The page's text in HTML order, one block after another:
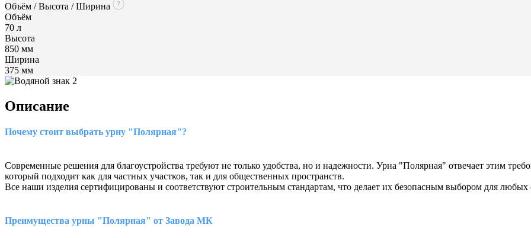
Объём / Высота / Ширина
Объём
70 л
Высота
850 мм
Ширина
375 мм
Описание
Почему стоит выбрать урну "Полярная"?
Современные решения для благоустройства требуют не только удобства, но и надежности. Урна "Полярная" отвечает этим
который подходит как для частных участков, так и для общественных пространств.
Все наши изделия сертифицированы и соответствуют строительным стандартам, что делает их безопасным выбором для любых
Преимущества урны "Полярная" от Завода МК